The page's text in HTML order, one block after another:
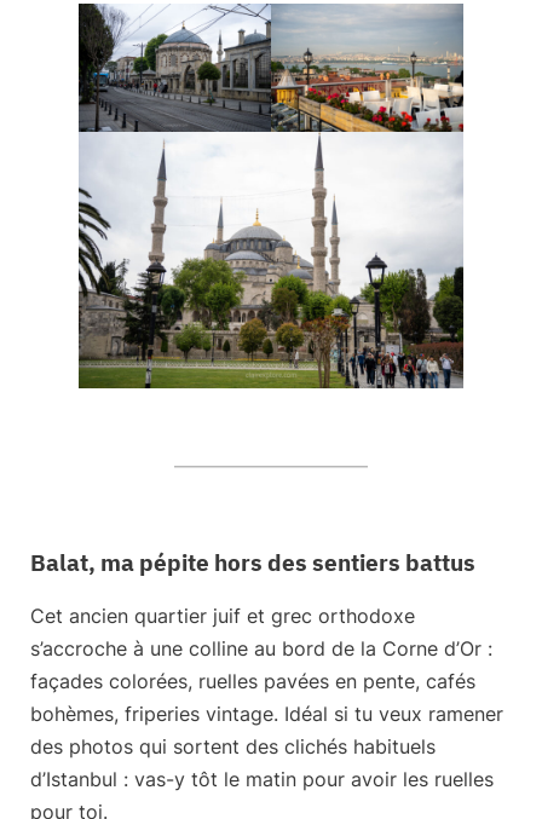
Balat, ma pépite hors des sentiers battus
Cet ancien quartier juif et grec orthodoxe
s’accroche à une colline au bord de la Corne d’Or :
façades colorées, ruelles pavées en pente, cafés
bohèmes, friperies vintage. Idéal si tu veux ramener
des photos qui sortent des clichés habituels
d’Istanbul : vas-y tôt le matin pour avoir les ruelles
pour toi.